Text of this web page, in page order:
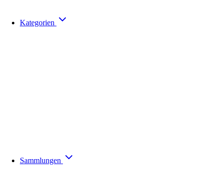
Kategorien
Sammlungen